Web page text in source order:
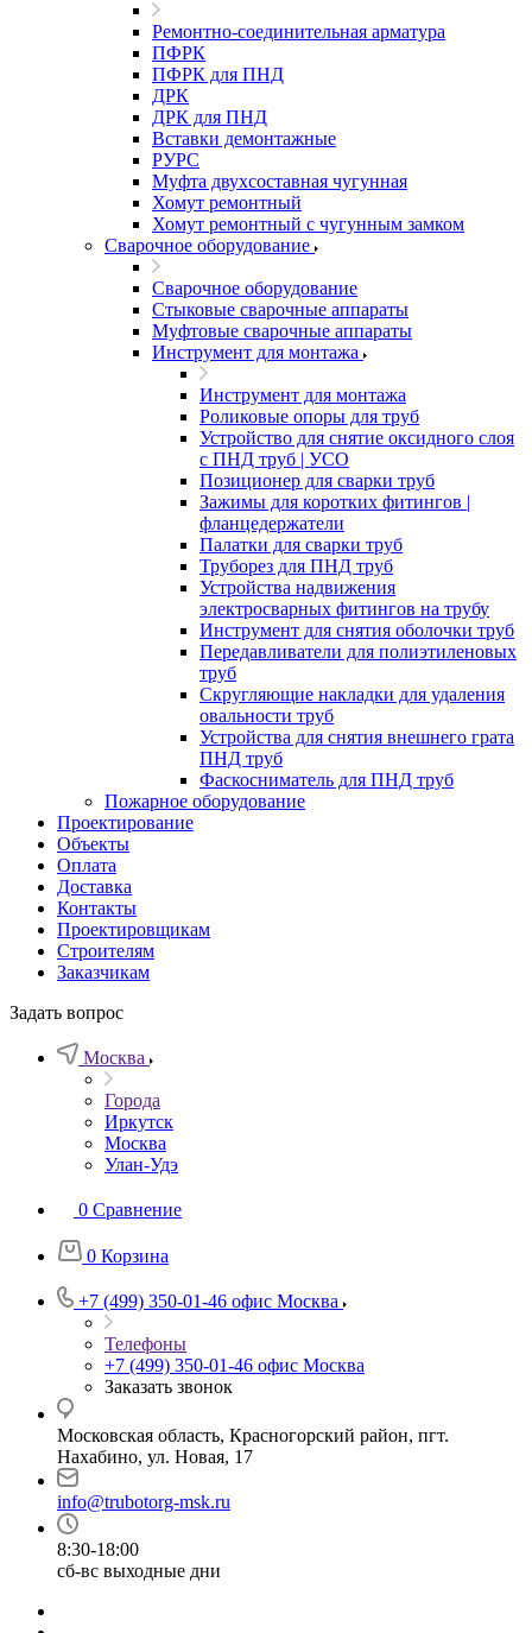
Ремонтно-соединительная арматура
ПФРК
ПФРК для ПНД
ДРК
ДРК для ПНД
Вставки демонтажные
РУРС
Муфта двухсоставная чугунная
Хомут ремонтный
Хомут ремонтный с чугунным замком
Сварочное оборудование
Сварочное оборудование
Стыковые сварочные аппараты
Муфтовые сварочные аппараты
Инструмент для монтажа
Инструмент для монтажа
Роликовые опоры для труб
Устройство для снятие оксидного слоя
с ПНД труб | УСО
Позиционер для сварки труб
Зажимы для коротких фитингов |
фланцедержатели
Палатки для сварки труб
Труборез для ПНД труб
Устройства надвижения
электросварных фитингов на трубу
Инструмент для снятия оболочки труб
Передавливатели для полиэтиленовых
труб
Скругляющие накладки для удаления
овальности труб
Устройства для снятия внешнего грата
ПНД труб
Фаскосниматель для ПНД труб
Пожарное оборудование
Проектирование
Объекты
Оплата
Доставка
Контакты
Проектировщикам
Строителям
Заказчикам
Задать вопрос
Москва
Города
Иркутск
Москва
Улан-Удэ
0 Сравнение
0 Корзина
+7 (499) 350-01-46 офис Москва
Телефоны
+7 (499) 350-01-46 офис Москва
Заказать звонок
Московская область, Красногорский район, пгт.
Нахабино, ул. Новая, 17
info@trubotorg-msk.ru
8:30-18:00
сб-вс выходные дни